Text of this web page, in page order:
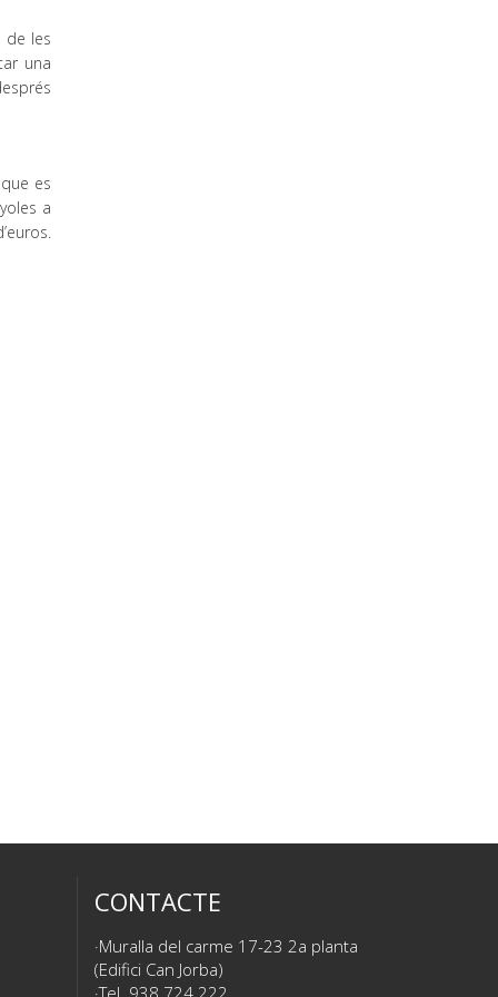
de les
una
es
a
CONTACTE
Muralla del carme 17-23 2a planta
(Edifici Can Jorba)
Tel. 938 724 222